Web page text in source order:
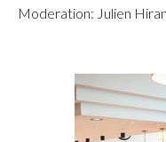
Moderation: Julien